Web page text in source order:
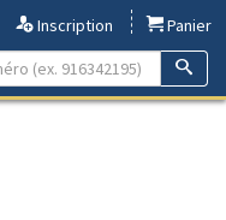
Inscription
Panier